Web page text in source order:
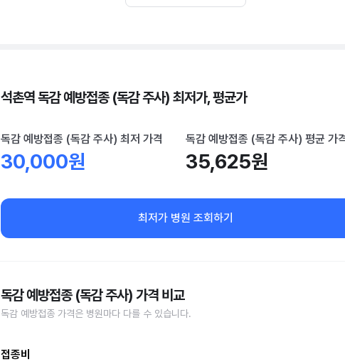
석촌역 독감 예방접종 (독감 주사) 최저가, 평균가
독감 예방접종 (독감 주사) 최저 가격
30,000원
독감 예방접종 (독감 주사) 평균 가
35,625원
최저가 병원 조회하기
독감 예방접종 (독감 주사) 가격 비교
독감 예방접종 가격은 병원마다 다를 수 있습니다.
접종비